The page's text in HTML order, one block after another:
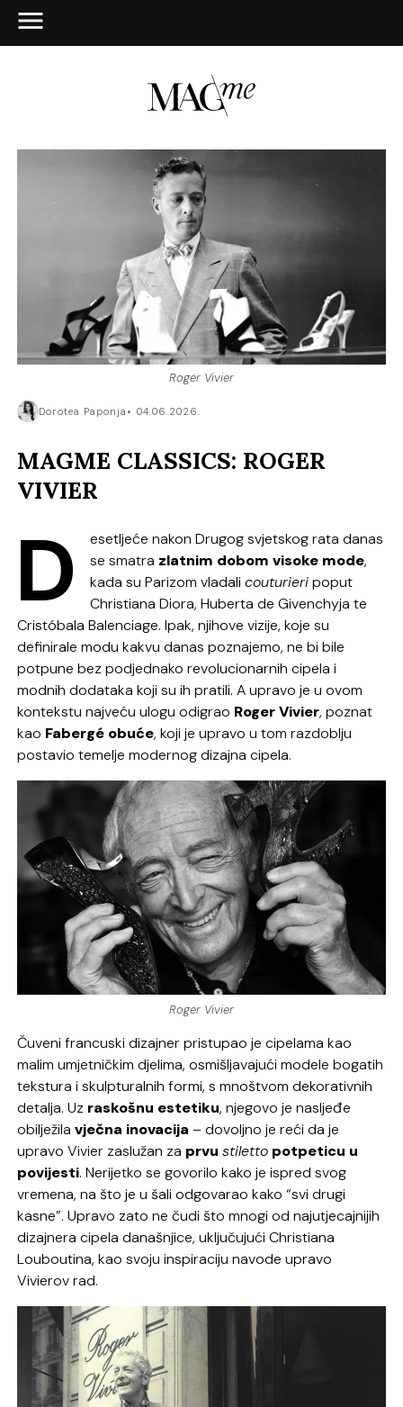
Roger Vivier
Dorotea Paponja 04.06.2026.
MAGME CLASSICS: ROGER
VIVIER
D
esetljeće nakon Drugog svjetskog rata danas
se smatra zlatnim dobom visoke mode,
kada su Parizom vladalicouturieripoput
Christiana Diora, Huberta de Givenchyja te
Cristóbala Balenciage. Ipak, njihove vizije, koje su
definirale modu kakvu danas poznajemo, ne bi bile
potpune bez podjednako revolucionarnih cipela i
modnih dodataka koji su ih pratili. A upravo je u ovom
kontekstu najveću ulogu odigrao Roger Vivier, poznat
kao Fabergé obuće, koji je upravo u tom razdoblju
postavio temelje modernog dizajna cipela.
Roger Vivier
Čuveni francuski dizajner pristupao je cipelama kao
malim umjetničkim djelima, osmišljavajući modele bogatih
tekstura i skulpturalnih formi, s mnoštvom dekorativnih
detalja. Uz raskošnu estetiku, njegovo je nasljeđe
obilježilavječna inovacija – dovoljno je reći da je
upravo Vivier zaslužan za prvustiletto potpeticu u
povijesti. Nerijetko se govorilo kako je ispred svog
vremena, na što je u šali odgovarao kako “svi drugi
kasne”. Upravo zato ne čudi što mnogi od najutjecajnijih
dizajnera cipela današnjice, uključujući Christiana
Louboutina, kao svoju inspiraciju navode upravo
Vivierov rad.